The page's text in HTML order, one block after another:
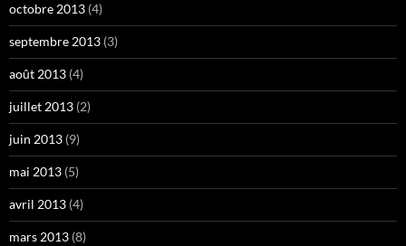
octobre 2013 (4)
septembre 2013 (3)
août 2013 (4)
juillet 2013 (2)
juin 2013 (9)
mai 2013 (5)
avril 2013 (4)
mars 2013 (8)